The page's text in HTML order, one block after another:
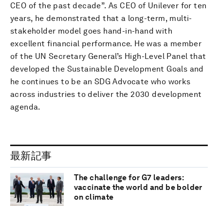
CEO of the past decade”. As CEO of Unilever for ten
years, he demonstrated that a long-term, multi-
stakeholder model goes hand-in-hand with
excellent financial performance. He was a member
of the UN Secretary General’s High-Level Panel that
developed the Sustainable Development Goals and
he continues to be an SDG Advocate who works
across industries to deliver the 2030 development
agenda.
最新記事
The challenge for G7 leaders:
vaccinate the world and be bolder
on climate